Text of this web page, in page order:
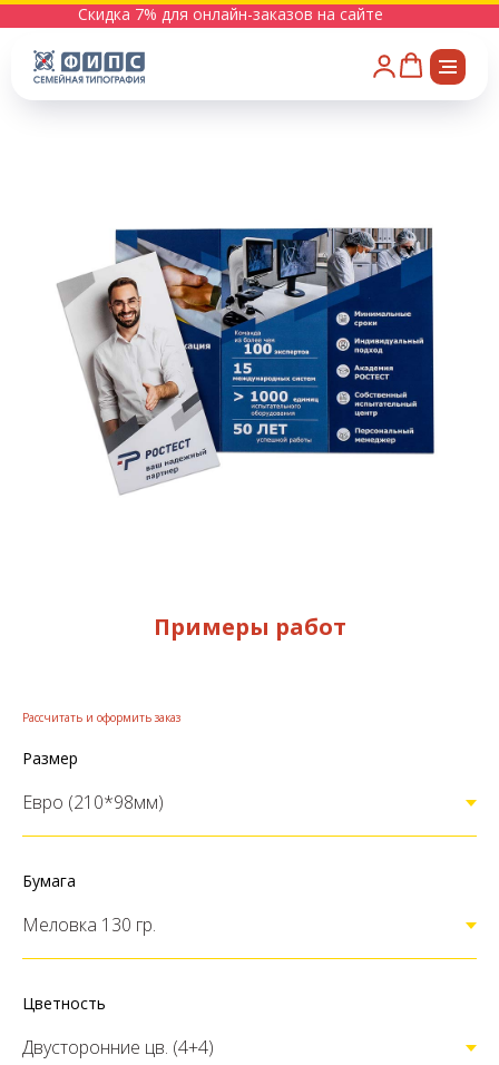
Скидка 7% для онлайн-заказов на сайте
Примеры работ
Рассчитать и оформить заказ
Размер
Бумага
Цветность